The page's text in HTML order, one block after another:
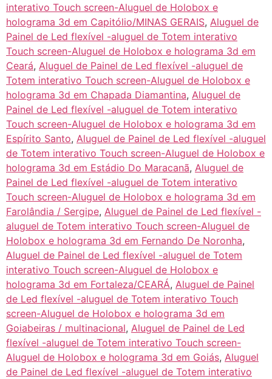
interativo Touch screen-Aluguel de Holobox e
holograma 3d em Capitólio/MINAS GERAIS, Aluguel de
Painel de Led flexível -aluguel de Totem interativo
Touch screen-Aluguel de Holobox e holograma 3d em
Ceará, Aluguel de Painel de Led flexível -aluguel de
Totem interativo Touch screen-Aluguel de Holobox e
holograma 3d em Chapada Diamantina, Aluguel de
Painel de Led flexível -aluguel de Totem interativo
Touch screen-Aluguel de Holobox e holograma 3d em
Espírito Santo, Aluguel de Painel de Led flexível -aluguel
de Totem interativo Touch screen-Aluguel de Holobox e
holograma 3d em Estádio Do Maracanã, Aluguel de
Painel de Led flexível -aluguel de Totem interativo
Touch screen-Aluguel de Holobox e holograma 3d em
Farolândia / Sergipe, Aluguel de Painel de Led flexível -
aluguel de Totem interativo Touch screen-Aluguel de
Holobox e holograma 3d em Fernando De Noronha,
Aluguel de Painel de Led flexível -aluguel de Totem
interativo Touch screen-Aluguel de Holobox e
holograma 3d em Fortaleza/CEARÁ, Aluguel de Painel
de Led flexível -aluguel de Totem interativo Touch
screen-Aluguel de Holobox e holograma 3d em
Goiabeiras / multinacional, Aluguel de Painel de Led
flexível -aluguel de Totem interativo Touch screen-
Aluguel de Holobox e holograma 3d em Goiás, Aluguel
de Painel de Led flexível -aluguel de Totem interativo